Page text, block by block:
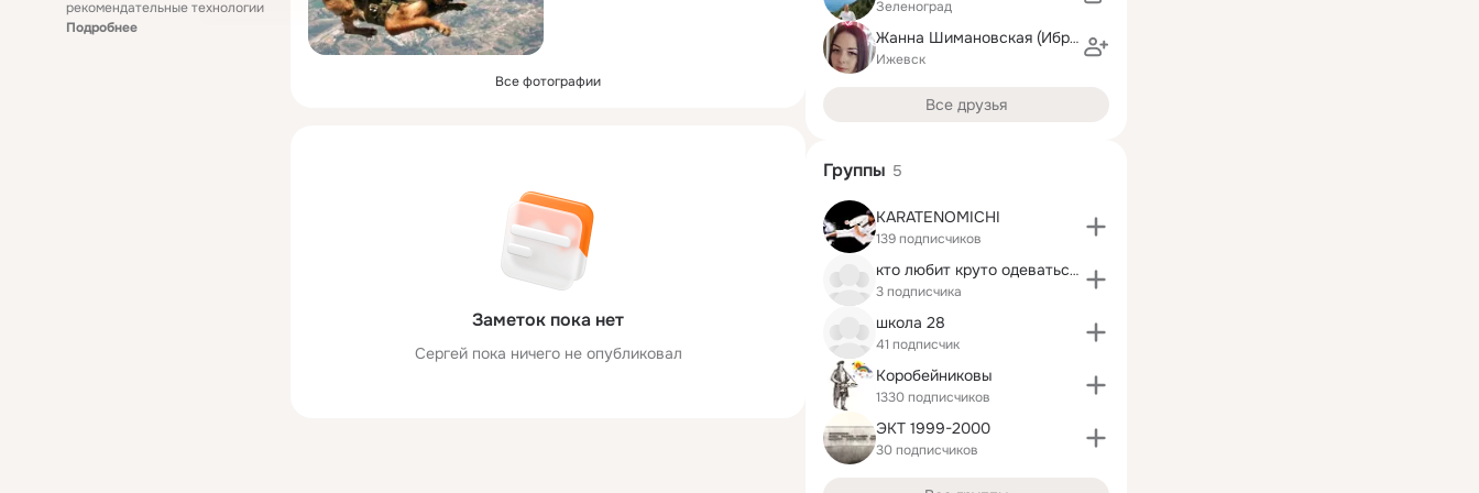
рекомендательные технологии
Подробнее
Все фотографии
Заметок пока нет
Сергей пока ничего не опубликовал
Зеленоград
Жанна Шимановская (Ибраева)
Ижевск
Все друзья
Группы 5
KARATENOMICHI
139 подписчиков
кто любит круто одеваться?
3 подписчика
школа 28
41 подписчик
Коробейниковы
1330 подписчиков
ЭКТ 1999-2000
30 подписчиков